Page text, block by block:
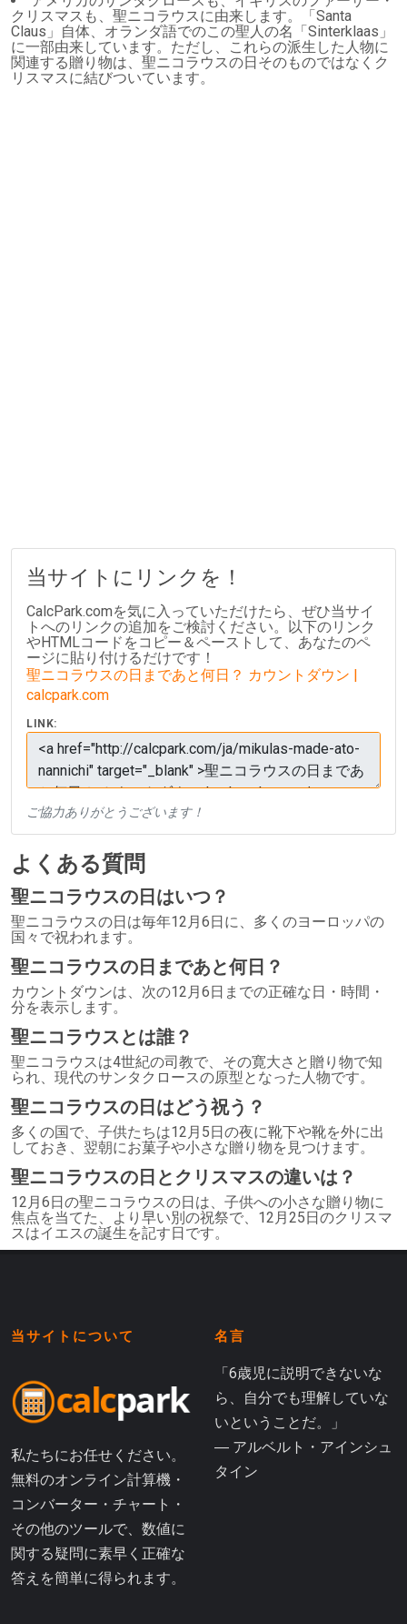
クリスマスも、聖ニコラウスに由来します。「Santa
Claus」自体、オランダ語でのこの聖人の名「Sinterklaas」
に一部由来しています。ただし、これらの派生した人物に
関連する贈り物は、聖ニコラウスの日そのものではなくク
リスマスに結びついています。
当サイトにリンクを！
CalcPark.comを気に入っていただけたら、ぜひ当サイ
トへのリンクの追加をご検討ください。以下のリンク
やHTMLコードをコピー＆ペーストして、あなたのペ
ージに貼り付けるだけです！
聖ニコラウスの日まであと何日？ カウントダウン |
calcpark.com
LINK:
ご協力ありがとうございます！
よくある質問
聖ニコラウスの日はいつ？
聖ニコラウスの日は毎年12月6日に、多くのヨーロッパの
国々で祝われます。
聖ニコラウスの日まであと何日？
カウントダウンは、次の12月6日までの正確な日・時間・
分を表示します。
聖ニコラウスとは誰？
聖ニコラウスは4世紀の司教で、その寛大さと贈り物で知
られ、現代のサンタクロースの原型となった人物です。
聖ニコラウスの日はどう祝う？
多くの国で、子供たちは12月5日の夜に靴下や靴を外に出
しておき、翌朝にお菓子や小さな贈り物を見つけます。
聖ニコラウスの日とクリスマスの違いは？
12月6日の聖ニコラウスの日は、子供への小さな贈り物に
焦点を当てた、より早い別の祝祭で、12月25日のクリスマ
スはイエスの誕生を記す日です。
当サイトについて
私たちにお任せください。
無料のオンライン計算機・
コンバーター・チャート・
その他のツールで、数値に
関する疑問に素早く正確な
答えを簡単に得られます。
名言
「6歳児に説明できないな
ら、自分でも理解していな
いということだ。」
― アルベルト・アインシュ
タイン